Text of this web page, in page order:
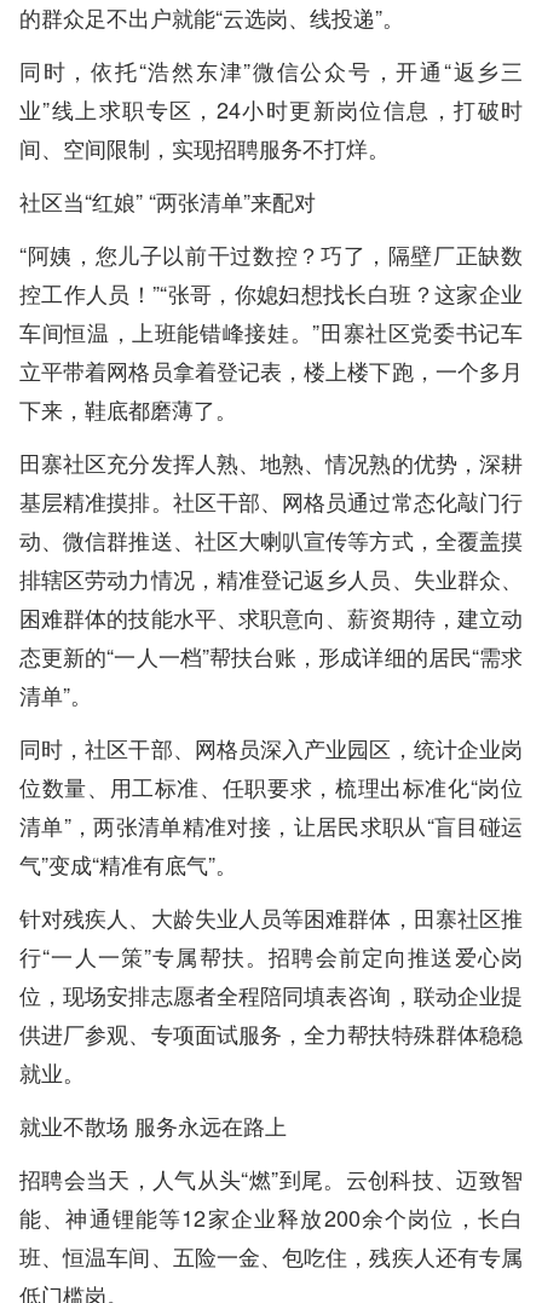
的群众足不出户就能“云选岗、线投递”。
同时，依托“浩然东津”微信公众号，开通“返乡三
业”线上求职专区，24小时更新岗位信息，打破时
间、空间限制，实现招聘服务不打烊。
社区当“红娘” “两张清单”来配对
“阿姨，您儿子以前干过数控？巧了，隔壁厂正缺数
控工作人员！”“张哥，你媳妇想找长白班？这家企业
车间恒温，上班能错峰接娃。”田寨社区党委书记车
立平带着网格员拿着登记表，楼上楼下跑，一个多月
下来，鞋底都磨薄了。
田寨社区充分发挥人熟、地熟、情况熟的优势，深耕
基层精准摸排。社区干部、网格员通过常态化敲门行
动、微信群推送、社区大喇叭宣传等方式，全覆盖摸
排辖区劳动力情况，精准登记返乡人员、失业群众、
困难群体的技能水平、求职意向、薪资期待，建立动
态更新的“一人一档”帮扶台账，形成详细的居民“需求
清单”。
同时，社区干部、网格员深入产业园区，统计企业岗
位数量、用工标准、任职要求，梳理出标准化“岗位
清单”，两张清单精准对接，让居民求职从“盲目碰运
气”变成“精准有底气”。
针对残疾人、大龄失业人员等困难群体，田寨社区推
行“一人一策”专属帮扶。招聘会前定向推送爱心岗
位，现场安排志愿者全程陪同填表咨询，联动企业提
供进厂参观、专项面试服务，全力帮扶特殊群体稳稳
就业。
就业不散场 服务永远在路上
招聘会当天，人气从头“燃”到尾。云创科技、迈致智
能、神通锂能等12家企业释放200余个岗位，长白
班、恒温车间、五险一金、包吃住，残疾人还有专属
低门槛岗。